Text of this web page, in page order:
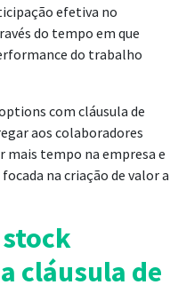
efetiva no
do tempo em que
do trabalho
com cláusula de
aos colaboradores
tempo na empresa e
na criação de valor a
cláusula de